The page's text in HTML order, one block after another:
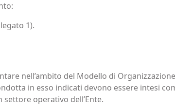
1).
nell’ambito del Modello di
in esso indicati devono essere intesi
operativo dell’Ente.